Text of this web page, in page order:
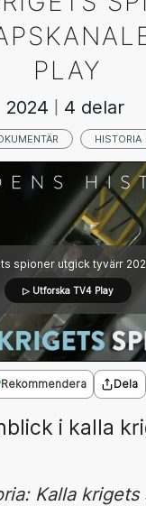
PLAY
Rekommendera Dela
i kalla
Kalla krigets
spioner utgick tyvärr
▷ Utforska TV4 Play
2024 4 delar
HISTORIA